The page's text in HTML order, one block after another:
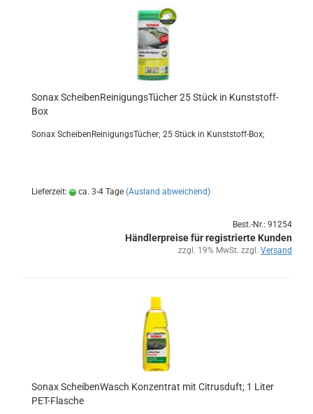
Sonax Schei­ben­Rei­ni­gungs­Tü­cher 25 Stück in Kunststoff-​​
Box
Sonax Schei­ben­Rei­ni­gungs­Tü­cher; 25 Stück in Kunststoff-​Box;
Lieferzeit: ca. 3-4 Tage (Ausland abweichend)
Best.-Nr.: 91254
Händlerpreise für registrierte Kunden
zzgl. 19% MwSt. zzgl. Versand
Sonax Schei­ben­Wasch Kon­zen­trat mit Ci­trus­duft; 1 Liter
PET-​Fla­sche